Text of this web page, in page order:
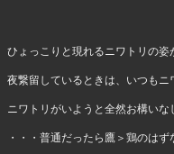
ひょっこりと現れるニワトリの姿
夜繋留しているときは、いつもニ
ニワトリがいようと全然お構いな
・・・普通だったら鷹＞鶏のはず